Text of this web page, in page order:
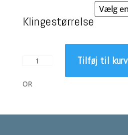
149,00 kr.
799,00 kr.
Klingestørrelse
Shimano
8100
x
Tilføj til kurv
OR